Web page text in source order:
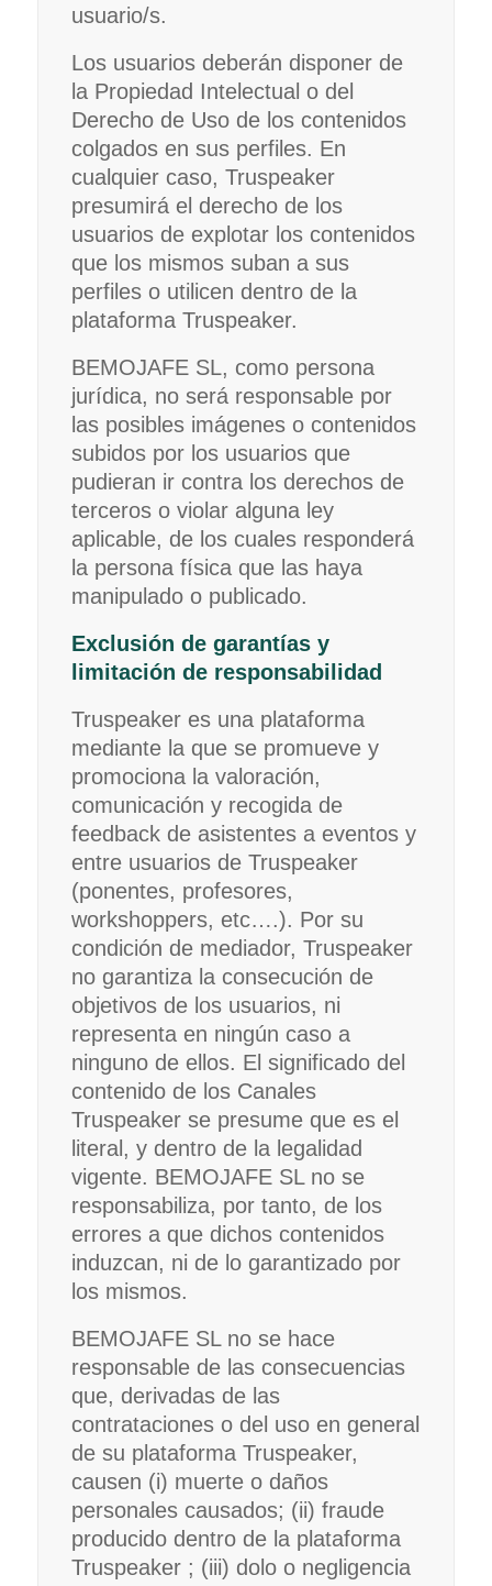
usuario/s.
Los usuarios deberán disponer de
la Propiedad Intelectual o del
Derecho de Uso de los contenidos
colgados en sus perfiles. En
cualquier caso, Truspeaker
presumirá el derecho de los
usuarios de explotar los contenidos
que los mismos suban a sus
perfiles o utilicen dentro de la
plataforma Truspeaker.
BEMOJAFE SL, como persona
jurídica, no será responsable por
las posibles imágenes o contenidos
subidos por los usuarios que
pudieran ir contra los derechos de
terceros o violar alguna ley
aplicable, de los cuales responderá
la persona física que las haya
manipulado o publicado.
Exclusión de garantías y
limitación de responsabilidad
Truspeaker es una plataforma
mediante la que se promueve y
promociona la valoración,
comunicación y recogida de
feedback de asistentes a eventos y
entre usuarios de Truspeaker
(ponentes, profesores,
workshoppers, etc….). Por su
condición de mediador, Truspeaker
no garantiza la consecución de
objetivos de los usuarios, ni
representa en ningún caso a
ninguno de ellos. El significado del
contenido de los Canales
Truspeaker se presume que es el
literal, y dentro de la legalidad
vigente. BEMOJAFE SL no se
responsabiliza, por tanto, de los
errores a que dichos contenidos
induzcan, ni de lo garantizado por
los mismos.
BEMOJAFE SL no se hace
responsable de las consecuencias
que, derivadas de las
contrataciones o del uso en general
de su plataforma Truspeaker,
causen (i) muerte o daños
personales causados; (ii) fraude
producido dentro de la plataforma
Truspeaker ; (iii) dolo o negligencia